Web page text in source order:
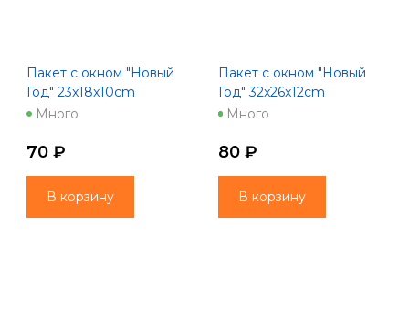
Пакет с окном "Новый
Год" 23x18x10cm
красный
Много
70 ₽
В корзину
Пакет с окном "Новый
Год" 32x26x12cm
зеленый
Много
80 ₽
В корзину